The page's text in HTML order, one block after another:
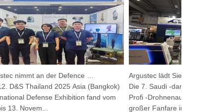
Argustec nimmt an der Defence & Security 2025 teil
Thailand 2025 Asia (Bangkok)
Defense Exhibition fand vom
Novem...
Die 7. Saudi -danachte
Profi -Drohnenausstellung 2025
großer Fanfare in...